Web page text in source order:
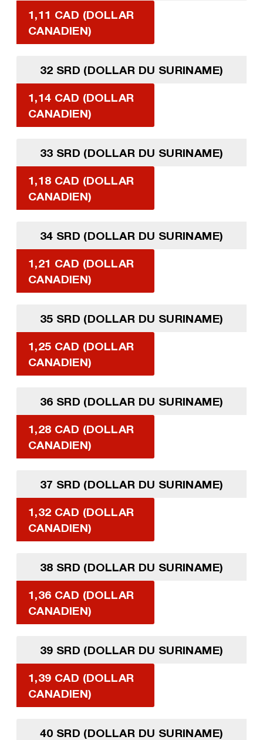
1,11 CAD (DOLLAR
CANADIEN)
32 SRD (DOLLAR DU SURINAME)
1,14 CAD (DOLLAR
CANADIEN)
33 SRD (DOLLAR DU SURINAME)
1,18 CAD (DOLLAR
CANADIEN)
34 SRD (DOLLAR DU SURINAME)
1,21 CAD (DOLLAR
CANADIEN)
35 SRD (DOLLAR DU SURINAME)
1,25 CAD (DOLLAR
CANADIEN)
36 SRD (DOLLAR DU SURINAME)
1,28 CAD (DOLLAR
CANADIEN)
37 SRD (DOLLAR DU SURINAME)
1,32 CAD (DOLLAR
CANADIEN)
38 SRD (DOLLAR DU SURINAME)
1,36 CAD (DOLLAR
CANADIEN)
39 SRD (DOLLAR DU SURINAME)
1,39 CAD (DOLLAR
CANADIEN)
40 SRD (DOLLAR DU SURINAME)